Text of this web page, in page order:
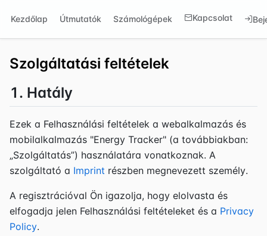
Kezdőlap Útmutatók Számológépek Kapcsolat
Szolgáltatási feltételek
1. Hatály
Ezek a Felhasználási feltételek a webalkalmazás és
mobilalkalmazás "Energy Tracker" (a továbbiakban:
„Szolgáltatás”) használatára vonatkoznak. A
szolgáltató a Imprint részben megnevezett személy.
A regisztrációval Ön igazolja, hogy elolvasta és
elfogadja jelen Felhasználási feltételeket és a Privacy
Policy.